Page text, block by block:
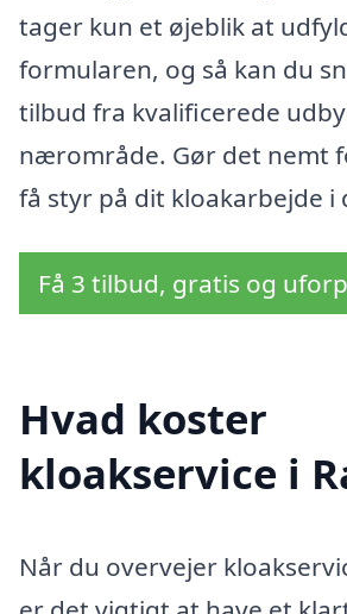
tager kun et øjeblik at
formularen, og så kan du
tilbud fra kvalificerede
nærområde. Gør det nemt
få styr på dit kloakarbejde i
Få 3 tilbud, gratis og
Hvad koster
kloakservice i
Når du overvejer